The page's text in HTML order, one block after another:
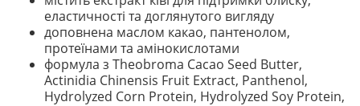
еластичності та доглянутого вигляду
доповнена маслом какао, пантенолом,
протеїнами та амінокислотами
формула з Theobroma Cacao Seed Butter,
Actinidia Chinensis Fruit Extract, Panthenol,
Hydrolyzed Corn Protein, Hydrolyzed Soy Protein,